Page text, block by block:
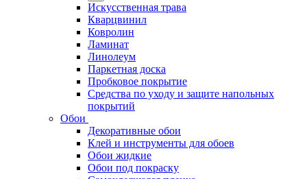
Искусственная трава
Кварцвинил
Ковролин
Ламинат
Линолеум
Паркетная доска
Пробковое покрытие
Средства по уходу и защите напольных
покрытий
Обои
Декоративные обои
Клей и инструменты для обоев
Обои жидкие
Обои под покраску